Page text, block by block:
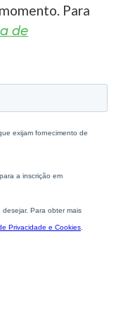
Para
de